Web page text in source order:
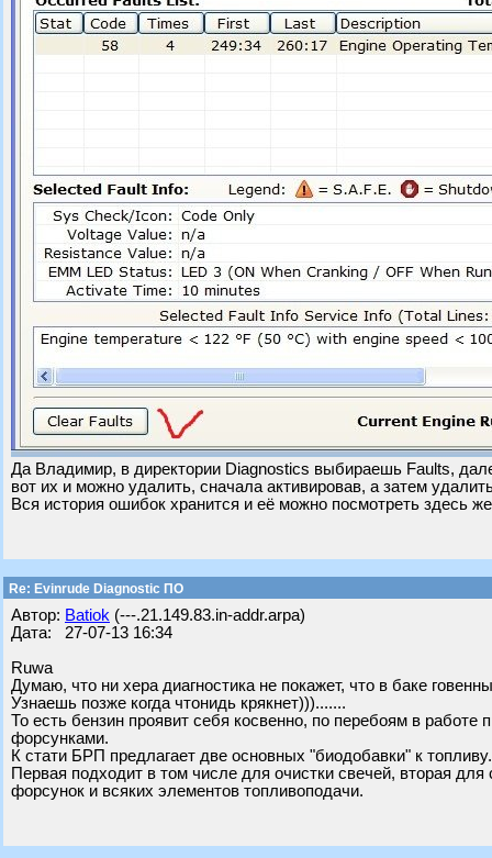
Да Владимир, в директории Diagnostics выбираешь Faults,
вот их и можно удалить, сначала активировав, а затем
Вся история ошибок хранится и её можно посмотреть здесь
Re: Evinrude Diagnostic ПО
Автор: Batiok (---.21.149.83.in-addr.arpa)
Дата: 27-07-13 16:34
Ruwa
Думаю, что ни хера диагностика не покажет, что в баке
Узнаешь позже когда чтонидь крякнет))).......
То есть бензин проявит себя косвенно, по перебоям в
форсунками.
К стати БРП предлагает две основных "биодобавки" к
Первая подходит в том числе для очистки свечей, вторая
форсунок и всяких элементов топливоподачи.